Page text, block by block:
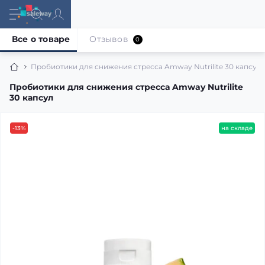
Пробиотики для снижения стресса Amway Nutrilite 30 капсул
Пробиотики для снижения стресса Amway Nutrilite
30 капсул
Все о товаре Отзывов 0
-13% на складе